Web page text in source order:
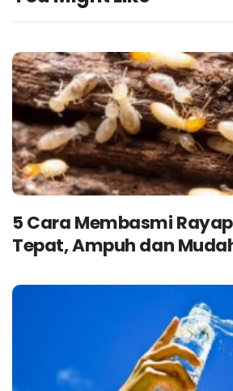
5 Cara Membasmi
Tepat, Ampuh dan